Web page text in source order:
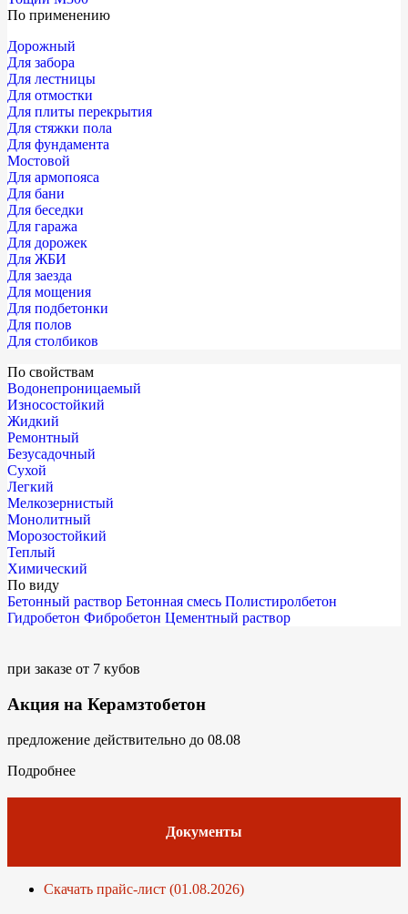
По применению
Дорожный
Для забора
Для лестницы
Для отмостки
Для плиты перекрытия
Для стяжки пола
Для фундамента
Мостовой
Для армопояса
Для бани
Для беседки
Для гаража
Для дорожек
Для ЖБИ
Для заезда
Для мощения
Для подбетонки
Для полов
Для столбиков
По свойствам
Водонепроницаемый
Износостойкий
Жидкий
Ремонтный
Безусадочный
Сухой
Легкий
Мелкозернистый
Монолитный
Морозостойкий
Теплый
Химический
По виду
Бетонный раствор Бетонная смесь Полистиролбетон
Гидробетон Фибробетон Цементный раствор
при заказе от 7 кубов
Акция на Керамзтобетон
предложение действительно до 08.08
Подробнее
Документы
Скачать прайс-лист (01.08.2026)